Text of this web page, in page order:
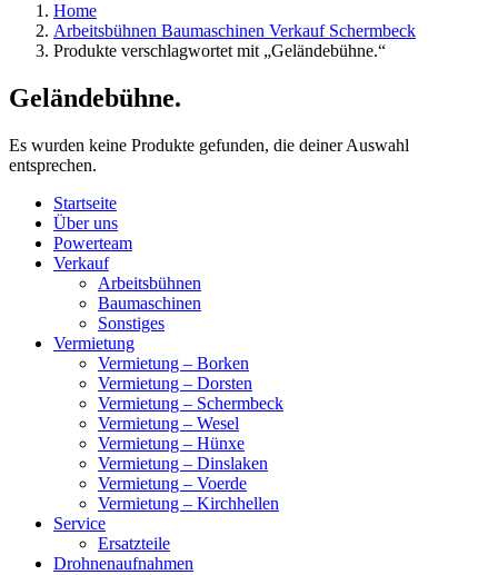
Home
Arbeitsbühnen Baumaschinen Verkauf Schermbeck
Produkte verschlagwortet mit „Geländebühne.“
Geländebühne.
Es wurden keine Produkte gefunden, die deiner Auswahl
entsprechen.
Startseite
Über uns
Powerteam
Verkauf
Arbeitsbühnen
Baumaschinen
Sonstiges
Vermietung
Vermietung – Borken
Vermietung – Dorsten
Vermietung – Schermbeck
Vermietung – Wesel
Vermietung – Hünxe
Vermietung – Dinslaken
Vermietung – Voerde
Vermietung – Kirchhellen
Service
Ersatzteile
Drohnenaufnahmen